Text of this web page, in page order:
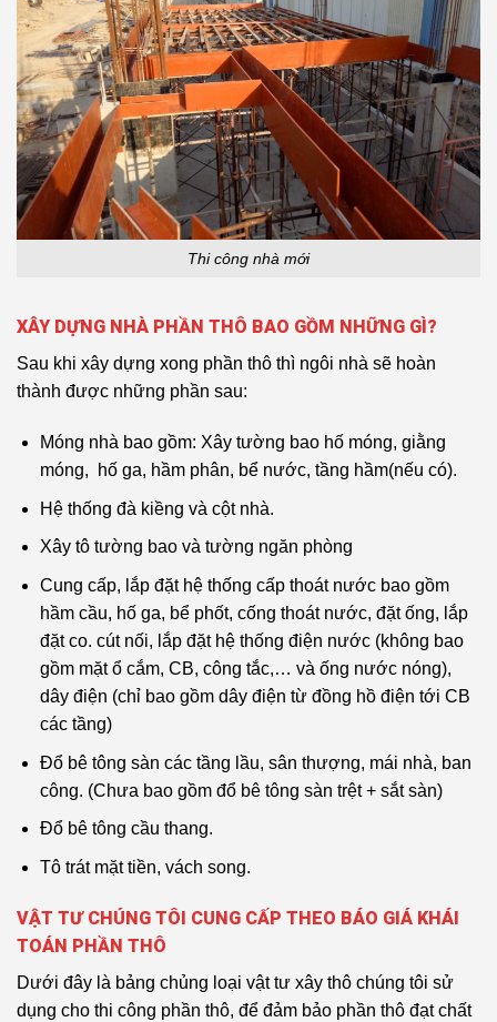
Thi công nhà mới
XÂY DỰNG NHÀ PHẦN THÔ BAO GỒM NHỮNG GÌ?
Sau khi xây dựng xong phần thô thì ngôi nhà sẽ hoàn
thành được những phần sau:
Móng nhà bao gồm: Xây tường bao hố móng, giằng
móng, hố ga, hầm phân, bể nước, tầng hầm(nếu có).
Hệ thống đà kiềng và cột nhà.
Xây tô tường bao và tường ngăn phòng
Cung cấp, lắp đặt hệ thống cấp thoát nước bao gồm
hầm cầu, hố ga, bể phốt, cống thoát nước, đặt ống, lắp
đặt co. cút nối, lắp đặt hệ thống điện nước (không bao
gồm mặt ổ cắm, CB, công tắc,… và ống nước nóng),
dây điện (chỉ bao gồm dây điện từ đồng hồ điện tới CB
các tầng)
Đổ bê tông sàn các tầng lầu, sân thượng, mái nhà, ban
công. (Chưa bao gồm đổ bê tông sàn trệt + sắt sàn)
Đổ bê tông cầu thang.
Tô trát mặt tiền, vách song.
VẬT TƯ CHÚNG TÔI CUNG CẤP THEO BÁO GIÁ KHÁI
TOÁN PHẦN THÔ
Dưới đây là bảng chủng loại vật tư xây thô chúng tôi sử
dụng cho thi công phần thô, để đảm bảo phần thô đạt chất